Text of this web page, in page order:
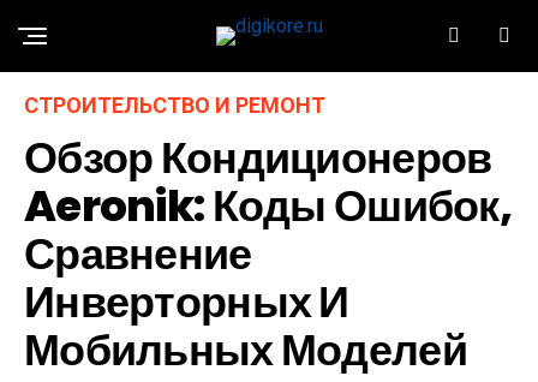
СТРОИТЕЛЬСТВО И РЕМОНТ
Обзор Кондиционеров
Aeronik: Коды Ошибок,
Сравнение
Инверторных И
Мобильных Моделей